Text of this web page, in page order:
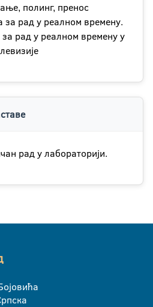
полинг, пренос
за рад у реалном времену.
рад у реалном времену у
рад у лабораторији.